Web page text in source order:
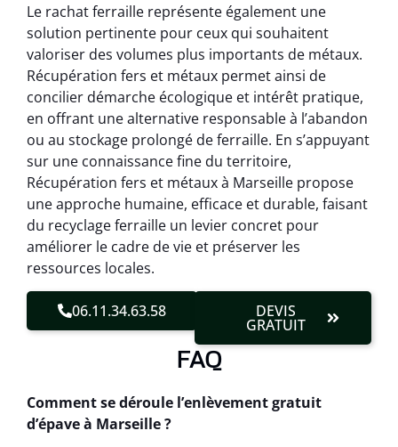
Le rachat ferraille représente également une
solution pertinente pour ceux qui souhaitent
valoriser des volumes plus importants de métaux.
Récupération fers et métaux permet ainsi de
concilier démarche écologique et intérêt pratique,
en offrant une alternative responsable à l’abandon
ou au stockage prolongé de ferraille. En s’appuyant
sur une connaissance fine du territoire,
Récupération fers et métaux à Marseille propose
une approche humaine, efficace et durable, faisant
du recyclage ferraille un levier concret pour
améliorer le cadre de vie et préserver les
ressources locales.
06.11.34.63.58 DEVIS
GRATUIT
FAQ
Comment se déroule l’enlèvement gratuit
d’épave à Marseille ?